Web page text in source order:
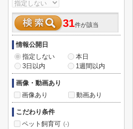
31件が該当
情報公開日
指定しない
本日
3日以内
1週間以内
画像・動画あり
画像あり
動画あり
こだわり条件
ペット飼育可 (-)